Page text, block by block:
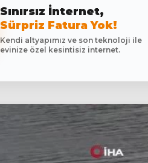
Sınırsız İnternet,
Sürpriz Fatura Yok!
Kendi altyapımız ve son teknoloji ile
evinize özel kesintisiz internet.